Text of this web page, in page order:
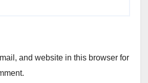
and website in this browser for